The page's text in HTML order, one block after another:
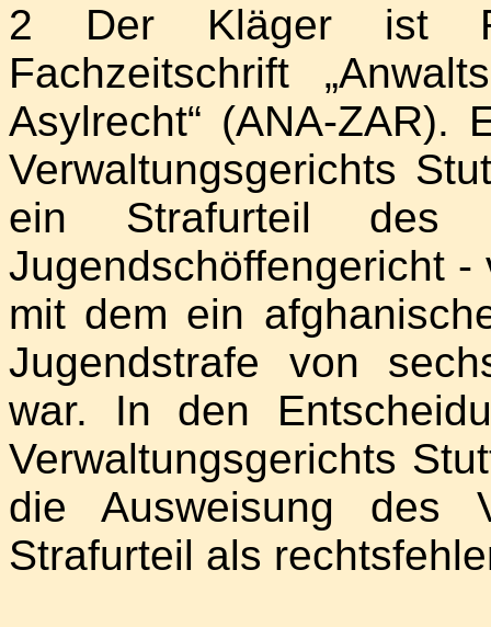
2 Der Kläger ist
Fachzeitschrift
Asylrecht“ (ANA-
Verwaltungsgerichts
ein Strafurteil des
Jugendschöffengericht
mit dem ein
Jugendstrafe von
war. In den
Verwaltungsgerichts
die Ausweisung des
Strafurteil als